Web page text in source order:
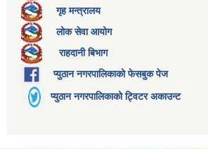
गृह मन्त्रालय
लोक सेवा आयोग
राहदानी बिभाग
प्युठान नगरपालिकाको फेसबुक पेज
प्युठान नगरपालिकाको ट्विटर अकाउन्ट